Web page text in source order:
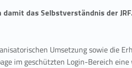
das Selbstverständnis der
Umsetzung sowie die
im geschützten Login-Bereich